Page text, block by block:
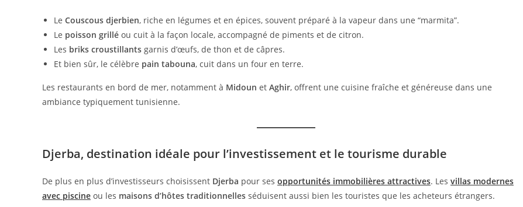
Le Couscous djerbien, riche en légumes et en épices, souvent préparé à la vapeur dans une “marmita”.
Le poisson grillé ou cuit à la façon locale, accompagné de piments et de citron.
Les briks croustillants garnis d’œufs, de thon et de câpres.
Et bien sûr, le célèbre pain tabouna, cuit dans un four en terre.
Les restaurants en bord de mer, notamment à Midoun et Aghir, offrent une cuisine fraîche et généreuse dans une
ambiance typiquement tunisienne.
Djerba, destination idéale pour l’investissement et le tourisme durable
De plus en plus d’investisseurs choisissent Djerba pour ses opportunités immobilières attractives. Les villas modernes
avec piscine ou les maisons d’hôtes traditionnelles séduisent aussi bien les touristes que les acheteurs étrangers.